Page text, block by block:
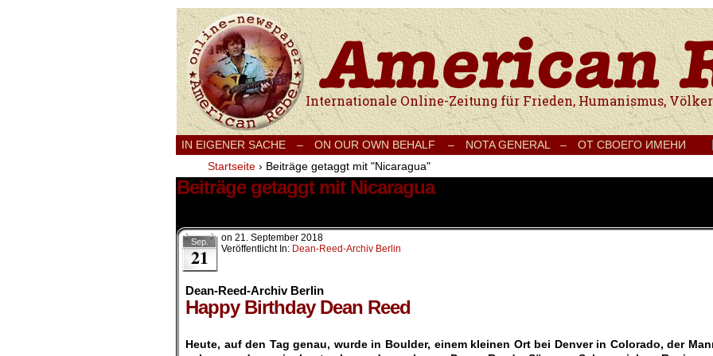
Internationale Onlinezeitung für Frieden, Humanismus, Völkerverständigung und
IN EIGENER SACHE – ON OUR OWN BEHALF – NOTA GENERAL – ОТ СВОЕГО ИМЕНИ
Startseite › Beiträge getaggt mit "Nicaragua"
Beiträge getaggt mit Nicaragua
Sep.
21
on 21. September 2018
Veröffentlicht In: Dean-Reed-Archiv Berlin
Dean-Reed-Archiv Berlin
Happy Birthday Dean Reed
Heute, auf den Tag genau, wurde in Boulder, einem kleinen Ort bei Denver in Colorado, der